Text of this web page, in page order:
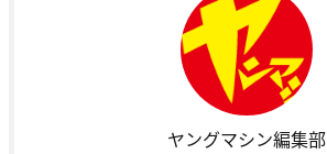
ヤングマシン編集部